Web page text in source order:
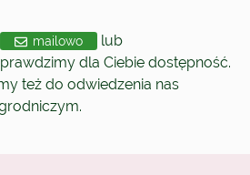
mailowo lub
dla Ciebie dostępność.
też do odwiedzenia nas